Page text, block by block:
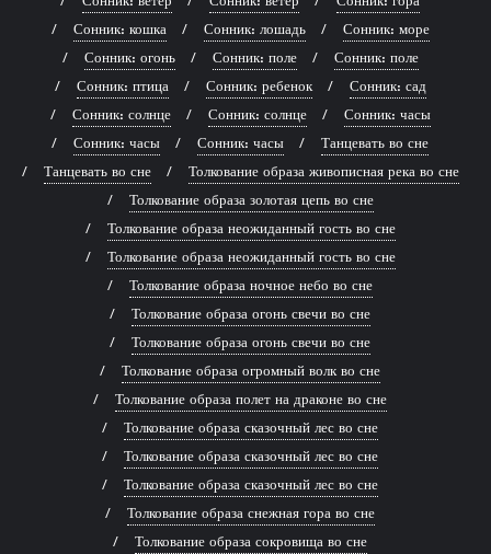
Сонник: кошка
Сонник: лошадь
Сонник: море
Сонник: огонь
Сонник: поле
Сонник: поле
Сонник: птица
Сонник: ребенок
Сонник: сад
Сонник: солнце
Сонник: солнце
Сонник: часы
Сонник: часы
Сонник: часы
Танцевать во сне
Танцевать во сне
Толкование образа живописная река во сне
Толкование образа золотая цепь во сне
Толкование образа неожиданный гость во сне
Толкование образа неожиданный гость во сне
Толкование образа ночное небо во сне
Толкование образа огонь свечи во сне
Толкование образа огонь свечи во сне
Толкование образа огромный волк во сне
Толкование образа полет на драконе во сне
Толкование образа сказочный лес во сне
Толкование образа сказочный лес во сне
Толкование образа сказочный лес во сне
Толкование образа снежная гора во сне
Толкование образа сокровища во сне